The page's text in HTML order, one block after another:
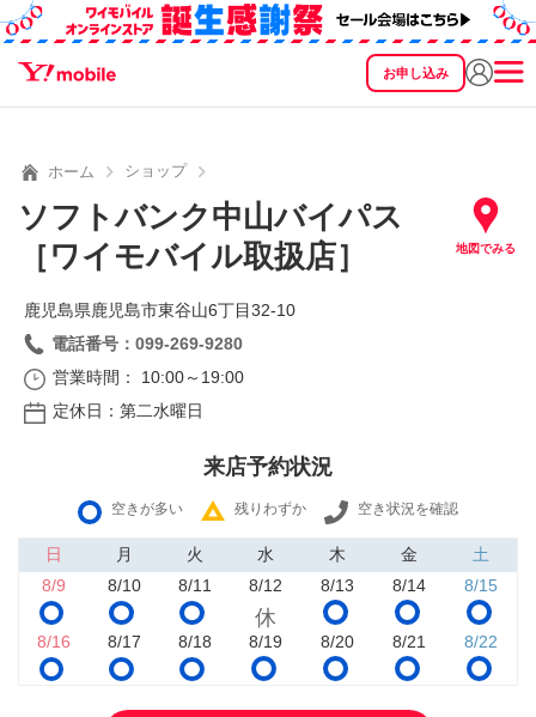
お申し込み
SEARCH
ホーム ショップ
ソフトバンク中山バイパス
［ワイモバイル取扱店］
地図でみる
鹿児島県鹿児島市東谷山6丁目32‐10
電話番号：099-269-9280
営業時間： 10:00～19:00
定休日：第二水曜日
来店予約状況
空きが多い 残りわずか 空き状況を確認
日 月 火 水 木 金
土
8/9
8/10 8/11 8/12 8/13 8/14 8/15
8/16 8/17 8/18 8/19 8/20 8/21 8/22